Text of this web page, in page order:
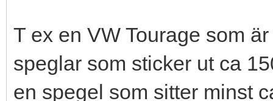
T ex en VW Tourage som
speglar som sticker ut ca
en spegel som sitter minst